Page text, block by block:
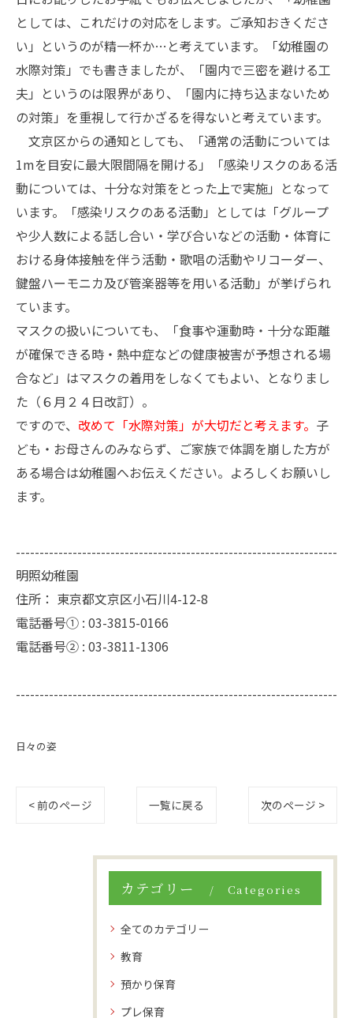
としては、これだけの対応をします。ご承知おきくださ
い」というのが精一杯か…と考えています。「幼稚園の
水際対策」でも書きましたが、「園内で三密を避ける工
夫」というのは限界があり、「園内に持ち込まないため
の対策」を重視して行かざるを得ないと考えています。
文京区からの通知としても、「通常の活動については
1mを目安に最大限間隔を開ける」「感染リスクのある活
動については、十分な対策をとった上で実施」となって
います。「感染リスクのある活動」としては「グループ
や少人数による話し合い・学び合いなどの活動・体育に
おける身体接触を伴う活動・歌唱の活動やリコーダー、
鍵盤ハーモニカ及び管楽器等を用いる活動」が挙げられ
ています。
マスクの扱いについても、「食事や運動時・十分な距離
が確保できる時・熱中症などの健康被害が予想される場
合など」はマスクの着用をしなくてもよい、となりまし
た（６月２４日改訂）。
ですので、 改めて「水際対策」が大切だと考えます。 子
ども・お母さんのみならず、ご家族で体調を崩した方が
ある場合は幼稚園へお伝えください。よろしくお願いし
ます。
--------------------------------------------------------------------
明照幼稚園
住所： 東京都文京区小石川4-12-8
電話番号① : 03-3815-0166
電話番号② : 03-3811-1306
--------------------------------------------------------------------
日々の姿
< 前のページ 一覧に戻る 次のページ >
カテゴリー Categories
全てのカテゴリー
教育
預かり保育
プレ保育